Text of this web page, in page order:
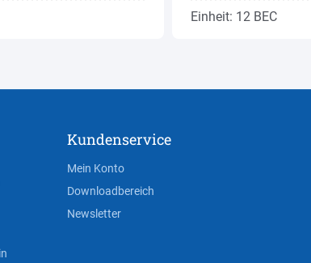
Einheit: 12 BEC
Kundenservice
Mein Konto
Downloadbereich
Newsletter